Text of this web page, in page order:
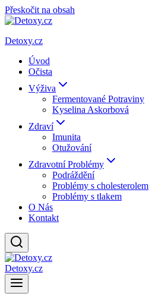
Přeskočit na obsah
Detoxy.cz
Úvod
Očista
Výživa
Fermentované Potraviny
Kyselina Askorbová
Zdraví
Imunita
Otužování
Zdravotní Problémy
Podráždění
Problémy s cholesterolem
Problémy s tlakem
O Nás
Kontakt
Detoxy.cz